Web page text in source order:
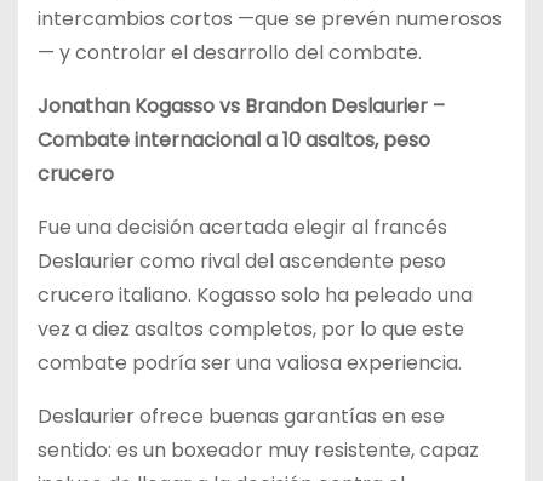
intercambios cortos —que se prevén numerosos
— y controlar el desarrollo del combate.
Jonathan Kogasso vs Brandon Deslaurier –
Combate internacional a 10 asaltos, peso
crucero
Fue una decisión acertada elegir al francés
Deslaurier como rival del ascendente peso
crucero italiano. Kogasso solo ha peleado una
vez a diez asaltos completos, por lo que este
combate podría ser una valiosa experiencia.
Deslaurier ofrece buenas garantías en ese
sentido: es un boxeador muy resistente, capaz